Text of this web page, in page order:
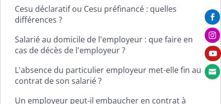




Cesu déclaratif ou Cesu préfinancé : quelles
différences ?
Salarié au domicile de l'employeur : que faire en
cas de décès de l'employeur ?
L'absence du particulier employeur met-elle fin au
contrat de son salarié ?
Un employeur peut-il embaucher en contrat à